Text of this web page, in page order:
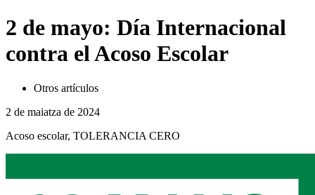
2 de mayo: Día Internacional
contra el Acoso Escolar
Otros artículos
2 de maiatza de 2024
Acoso escolar, TOLERANCIA CERO